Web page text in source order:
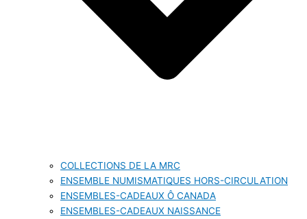
COLLECTIONS DE LA MRC
ENSEMBLE NUMISMATIQUES HORS-CIRCULATION
ENSEMBLES-CADEAUX Ô CANADA
ENSEMBLES-CADEAUX NAISSANCE